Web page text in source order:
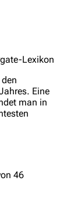
Lexikon
Eine
man in
46